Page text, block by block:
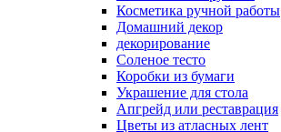
Косметика ручной работы
Домашний декор
декорирование
Соленое тесто
Коробки из бумаги
Украшение для стола
Апгрейд или реставрация
Цветы из атласных лент